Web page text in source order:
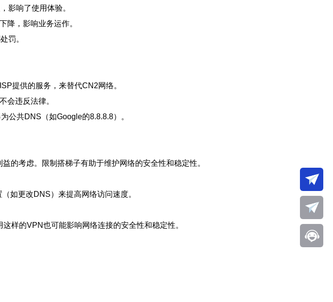
影响了使用体验。
降，影响业务运作。
罚。
提供的服务，来替代CN2网络。
会违反法律。
公共DNS（如Google的8.8.8.8）。
的考虑。限制搭梯子有助于维护网络的安全性和稳定性。
如更改DNS）来提高网络访问速度。
样的VPN也可能影响网络连接的安全性和稳定性。